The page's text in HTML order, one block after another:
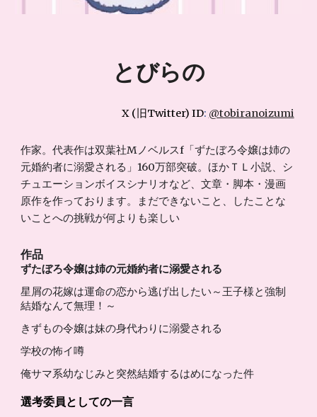
とびらの
X (旧Twitter) ID: @tobiranoizumi
作家。代表作は双葉社Mノベルスf「ずたぼろ令嬢は姉の
元婚約者に溺愛される」160万部突破。ほかＴＬ小説、シ
チュエーションボイスシナリオなど、文章・脚本・漫画
原作を作っております。まだできないこと、したことな
いことへの挑戦が何よりも楽しい
作品
ずたぼろ令嬢は姉の元婚約者に溺愛される
星屑の花嫁は運命の恋から逃げ出したい～王子様と強制
結婚なんて無理！～
きずもの令嬢は妹の身代わりに溺愛される
学校の怖イ噂
俺サマ系幼なじみと突然結婚するはめになった件
選考委員としての一言